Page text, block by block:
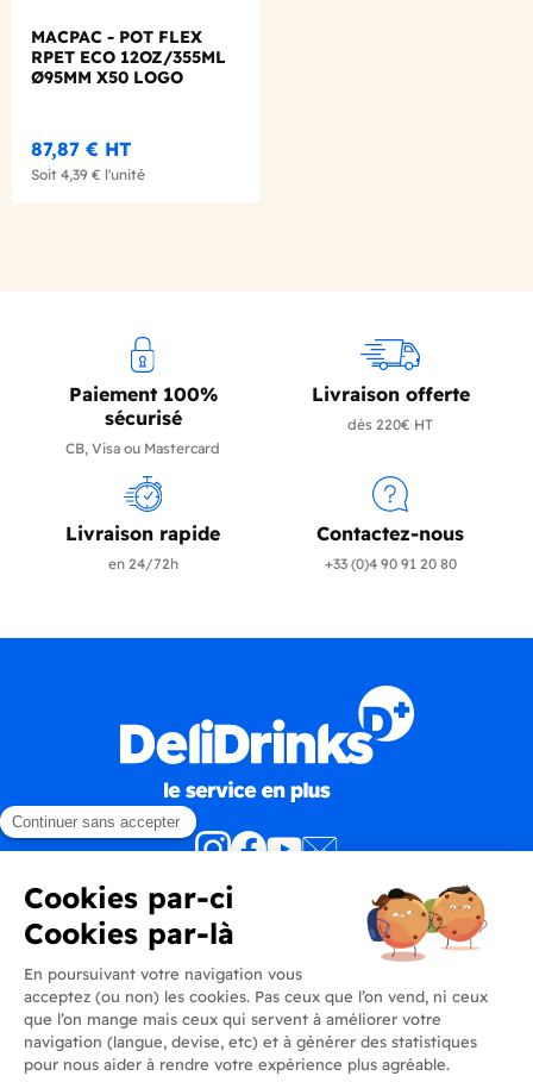
MACPAC - POT FLEX
RPET ECO 12OZ/355ML
Ø95MM X50 LOGO
87,87 € HT
Soit 4,39 € l'unité
Paiement 100%
sécurisé
CB, Visa ou Mastercard
Livraison offerte
dès 220€ HT
Livraison rapide
en 24/72h
Contactez-nous
+33 (0)4 90 91 20 80
Produits
En savoir plus